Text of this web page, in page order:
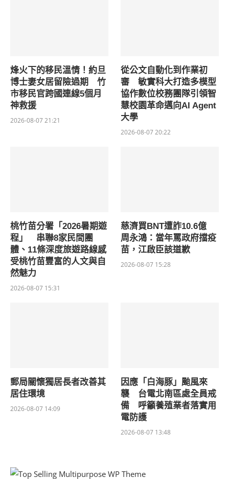
烽火下的移民溫情！約旦
博士妻女居留險過期 竹
市移民官跨國連線5個月
神救援
2026-08-07 21:21
從公文自動化到作業初
審 敏實科大打造多模型
協作數位校務團隊引領智
慧校園革命邁向AI Agent
大學
2026-08-07 20:22
桃竹苗分署「2026暑期遊
程」 串聯8家民間團
體、11條深度旅遊路線感
受桃竹苗豐富的人文與自
然魅力
2026-08-07 15:31
慈濟買BNT遭詐10.6億
周永鴻：當年罵政府擋疫
苗，江啟臣該道歉
2026-08-07 15:28
郵局關懷獨居長者改善其
居住環境
2026-08-07 14:09
因應「白海豚」颱風來
襲 台電北南區處全員戒
備 呼籲養殖業者落實用
電防護
2026-08-07 13:48